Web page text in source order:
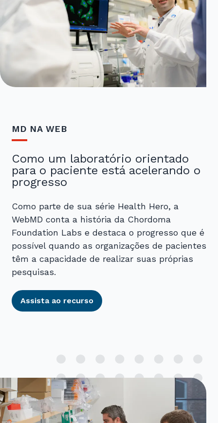
MD NA WEB
Como um laboratório orientado
para o paciente está acelerando o
progresso
Como parte de sua série Health Hero, a
WebMD conta a história da Chordoma
Foundation Labs e destaca o progresso que é
possível quando as organizações de pacientes
têm a capacidade de realizar suas próprias
pesquisas.
Assista ao recurso